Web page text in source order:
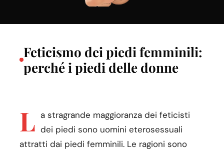
Feticismo dei piedi femminili:
perché i piedi delle donne
L a stragrande maggioranza dei feticisti
dei piedi sono uomini eterosessuali
attratti dai piedi femminili. Le ragioni sono